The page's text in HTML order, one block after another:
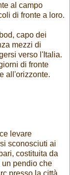
al campo
di fronte a loro.
capo dei
mezzi di
verso l'Italia.
di fronte
all'orizzonte.
levare
sconosciuti ai
costituita da
pendio che
presso la città